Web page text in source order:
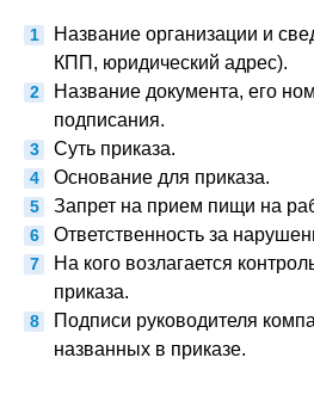
Название организации и
КПП, юридический адрес).
Название документа, его
подписания.
Суть приказа.
Основание для приказа.
Запрет на прием пищи на
Ответственность за
На кого возлагается
приказа.
Подписи руководителя
названных в приказе.